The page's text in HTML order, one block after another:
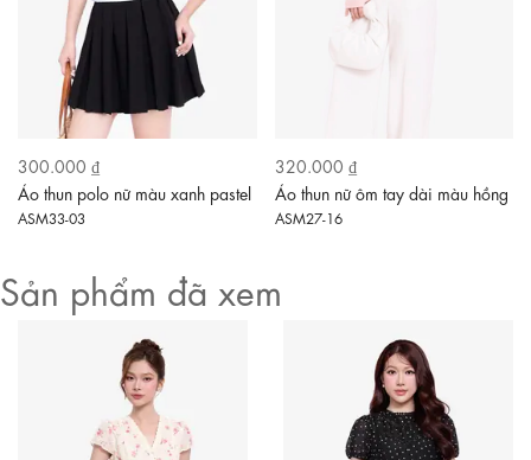
300.000 ₫
Áo thun polo nữ màu xanh pastel
ASM33-03
320.000 ₫
Áo thun nữ ôm tay dài màu hồng
ASM27-16
Sản phẩm đã xem